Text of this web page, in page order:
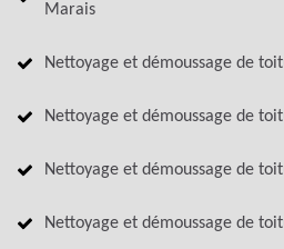
Marais
Nettoyage et démoussage de
Nettoyage et démoussage de
Nettoyage et démoussage de
Nettoyage et démoussage de